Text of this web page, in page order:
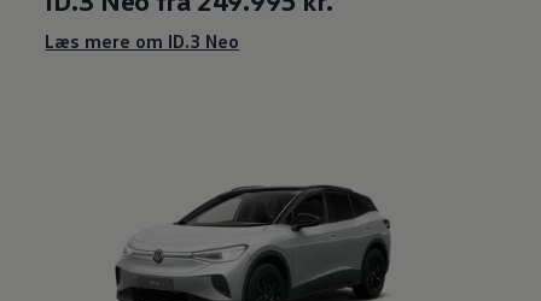
Læs mere om ID.3 Neo